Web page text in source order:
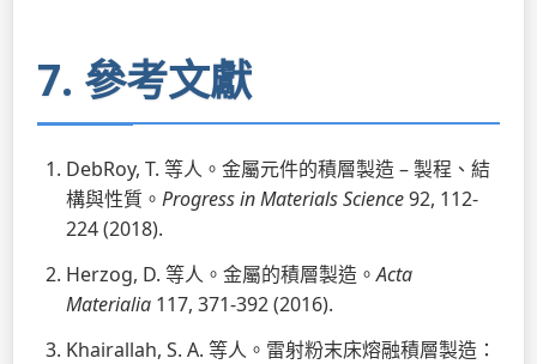
7. 參考文獻
DebRoy, T. 等人。金屬元件的積層製造 – 製程、結
構與性質。 Progress in Materials Science92, 112-
224 (2018).
Herzog, D. 等人。金屬的積層製造。Acta
Materialia 117, 371-392 (2016).
Khairallah, S. A. 等人。雷射粉末床熔融積層製造：